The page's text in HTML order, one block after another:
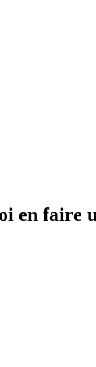
en faire